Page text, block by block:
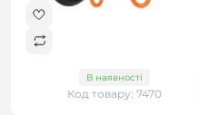
В наявності
Код товару: 7470